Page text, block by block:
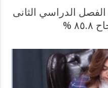
الدراسي الثانى
%